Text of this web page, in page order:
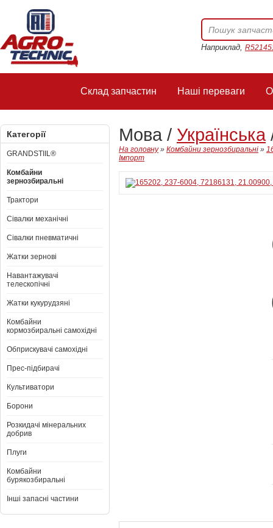
Наприклад,
Склад запчастин Наші переваги
Категорії
GRANDSTIIL®
Комбайни
зернозбиральні
Трактори
Сівалки механічні
Сівалки пневматичні
Жатки зернові
Навантажувачі
телескопічні
Жатки кукурудзяні
Комбайни
кормозбиральні самохідні
Обприскувачі самохідні
Прес-підбирачі
Культиватори
Борони
Розкидачі мінеральних
добрив
Плуги
Комбайни
бурякозбиральні
Інші запасні частини
Мова / Українська
На головну» Комбайни зернозбиральні »
Імпорт